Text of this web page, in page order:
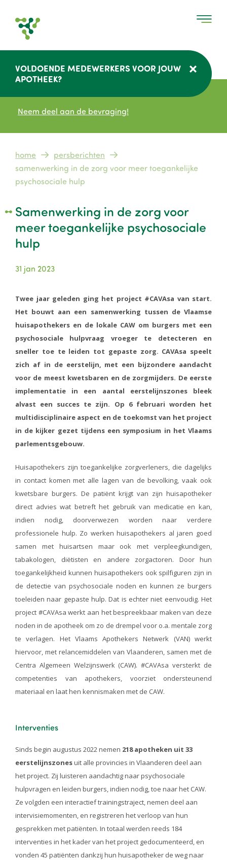
VOLDOENDE MEDEWERKERS VOOR JOUW
APOTHEEK?
Neem deel aan de bevraging!
Kruimelpad
home
persberichten
samenwerking in de zorg voor meer toegankelijke
psychosociale hulp
Samenwerking in de zorg voor
meer toegankelijke psychosociale
hulp
31 jan 2023
Twee jaar geleden ging het project #CAVAsa van start.
Het bouwt aan een samenwerking tussen de Vlaamse
huisapothekers en de lokale CAW om burgers met een
psychosociale hulpvraag vroeger te detecteren en
sneller toe te leiden tot gepaste zorg. CAVAsa speelt
zich af in de eerstelijn, met een bijzondere aandacht
voor de meest kwetsbaren en de zorgmijders. De eerste
implementatie in een aantal eerstelijnszones bleek
alvast een succes te zijn. Op 6 februari worden het
multidisciplinaire aspect en de toekomst van het project
in de kijker gezet tijdens een symposium in het Vlaams
parlementsgebouw.
Huisapothekers zijn toegankelijke zorgverleners, die dagelijks
in contact komen met alle lagen van de bevolking, vaak ook
kwetsbare burgers. De patiënt krijgt van zijn huisapotheker
direct advies wat betreft het gebruik van medicatie en kan,
indien nodig, doorverwezen worden naar verdere
professionele hulp. Zo werken huisapothekers al jaren goed
samen met huisartsen maar ook met verpleegkundigen,
tabakologen, diëtisten en andere zorgactoren. Door hun
toegankelijkheid kunnen huisapothekers ook spilfiguren zijn in
de detectie van psychosociale noden en kunnen ze burgers
toeleiden naar gepaste hulp. Dat is echter niet eenvoudig. Het
project #CAVAsa werkt aan het bespreekbaar maken van deze
noden in de apotheek om zo de drempel voor o.a. mentale zorg
te verlagen. Het Vlaams Apothekers Netwerk (VAN) werkt
hiervoor, met relancemiddelen van Vlaanderen, samen met de
Centra Algemeen Welzijnswerk (CAW). #CAVAsa versterkt de
competenties van apothekers, voorziet ondersteunend
materiaal en laat hen kennismaken met de CAW.
Interventies
Sinds begin augustus 2022 nemen 218 apotheken uit 33
eerstelijnszonesuit alle provincies in Vlaanderen deel aan
het project. Zij luisteren aandachtig naar psychosociale
hulpvragen en leiden burgers, indien nodig, toe naar het CAW.
Ze volgden een interactief trainingstraject, nemen deel aan
intervisiemomenten, en registreren het verloop van hun
gesprekken met patiënten. In totaal werden reeds 184
interventies in het kader van het project gedocumenteerd, en
vonden 45 patiënten dankzij hun huisapotheker de weg naar